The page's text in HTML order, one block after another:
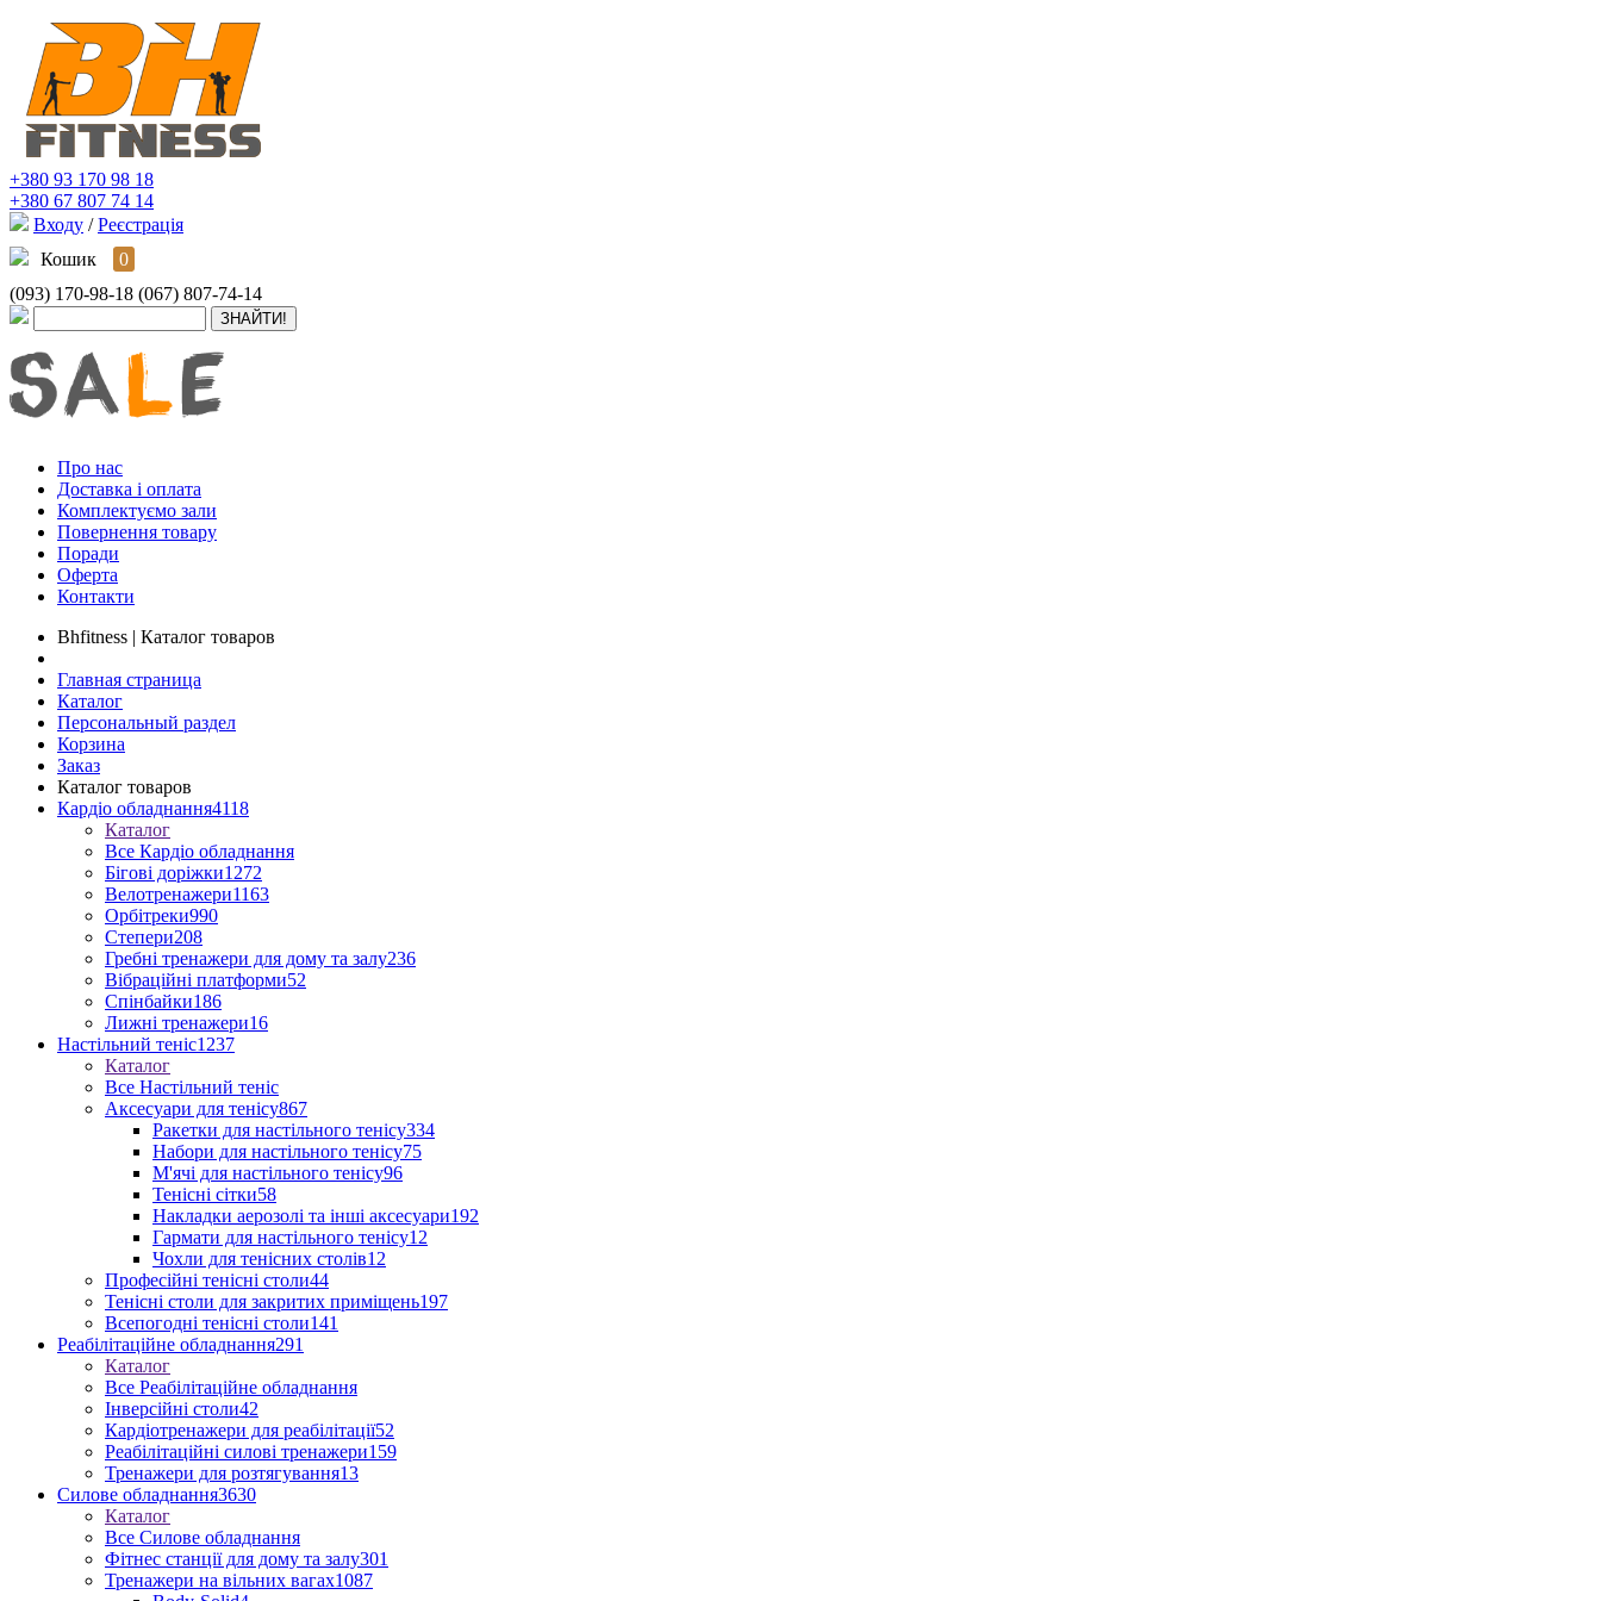
+380 93 170 98 18
+380 67 807 74 14
Входу / Реєстрація
Кошик
0
(093) 170-98-18 (067) 807-74-14
Про нас
Доставка і оплата
Комплектуємо зали
Повернення товару
Поради
Оферта
Контакти
Bhfitness | Каталог товаров
Главная страница
Каталог
Персональный раздел
Корзина
Заказ
Каталог товаров
Кардіо обладнання4118
Каталог
Все Кардіо обладнання
Бігові доріжки1272
Велотренажери1163
Орбітреки990
Степери208
Гребні тренажери для дому та залу236
Вібраційні платформи52
Спінбайки186
Лижні тренажери16
Настільний теніс1237
Каталог
Все Настільний теніс
Аксесуари для тенісу867
Ракетки для настільного тенісу334
Набори для настільного тенісу75
М'ячі для настільного тенісу96
Тенісні сітки58
Накладки аерозолі та інші аксесуари192
Гармати для настільного тенісу12
Чохли для тенісних столів12
Професійні тенісні столи44
Тенісні столи для закритих приміщень197
Всепогодні тенісні столи141
Реабілітаційне обладнання291
Каталог
Все Реабілітаційне обладнання
Інверсійні столи42
Кардіотренажери для реабілітації52
Реабілітаційні силові тренажери159
Тренажери для розтягування13
Силове обладнання3630
Каталог
Все Силове обладнання
Фітнес станції для дому та залу301
Тренажери на вільних вагах1087